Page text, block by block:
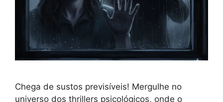
Chega de sustos previsíveis! Mergulhe no
universo dos thrillers psicológicos, onde o